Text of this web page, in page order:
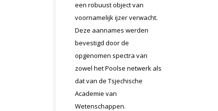
een robuust object van
voornamelijk ijzer verwacht.
Deze aannames werden
bevestigd door de
opgenomen spectra van
zowel het Poolse netwerk als
dat van de Tsjechische
Academie van
Wetenschappen.